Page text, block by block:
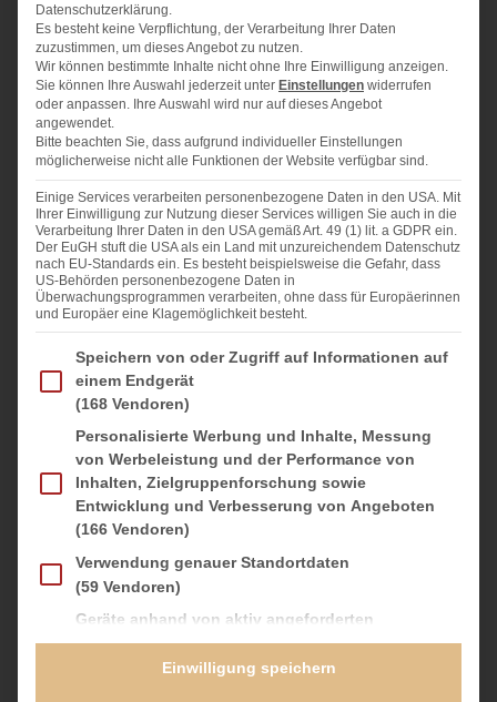
Teig:
300 gMehl
250 gZucker
Päckchen Backpulver
200ml Milch
200ml Öl
Eier
TL Vanille-Paste
100 ggemahlene Haselnüsse
EL Kakaopulver
1/2TL Zimt
Butter für die Form
ZUBEREITUNG
Für den Streuselteig die Butter mit Mehl, Zucker,
Haselnüssen und 1/2 TL Zimt zu einem krümeligen Teig
verarbeiten.
Ofen auf 175 °C (Ober-/Unterhitze) vorheizen. Die Form
einfetten und die Äpfel schälen, entkernen und achteln.
Datenschutzerklärung.
Es besteht keine Verpflichtung, der Verarbeitung Ihrer Daten
zuzustimmen, um dieses Angebot zu nutzen.
Wir können bestimmte Inhalte nicht ohne Ihre Einwilligung anzeigen.
Sie können Ihre Auswahl jederzeit unter Einstellungen widerrufen
oder anpassen. Ihre Auswahl wird nur auf dieses Angebot
angewendet.
Bitte beachten Sie, dass aufgrund individueller Einstellungen
möglicherweise nicht alle Funktionen der Website verfügbar sind.
Einige Services verarbeiten personenbezogene Daten in den USA. Mit
Ihrer Einwilligung zur Nutzung dieser Services willigen Sie auch in die
Verarbeitung Ihrer Daten in den USA gemäß Art. 49 (1) lit. a GDPR ein.
Der EuGH stuft die USA als ein Land mit unzureichendem Datenschutz
nach EU-Standards ein. Es besteht beispielsweise die Gefahr, dass
US-Behörden personenbezogene Daten in
Überwachungsprogrammen verarbeiten, ohne dass für Europäerinnen
und Europäer eine Klagemöglichkeit besteht.
Im Folgenden finden Sie eine Liste der Zwecke des IAB Transparency and
Speichern von oder Zugriff auf Informationen auf
einem Endgerät
(168 Vendoren)
Personalisierte Werbung und Inhalte, Messung
von Werbeleistung und der Performance von
Inhalten, Zielgruppenforschung sowie
Entwicklung und Verbesserung von Angeboten
(166 Vendoren)
Verwendung genauer Standortdaten
(59 Vendoren)
Geräte anhand von aktiv angeforderten
Informationen identifizieren
(20 Vendoren)Einwilligung speichern